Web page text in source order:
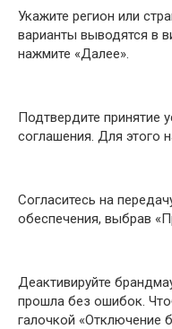
Укажите регион или
варианты выводятся в
нажмите «Далее».
Подтвердите принятие
соглашения. Для этого
Согласитесь на
обеспечения, выбрав
Деактивируйте
прошла без ошибок.
галочкой «Отключение